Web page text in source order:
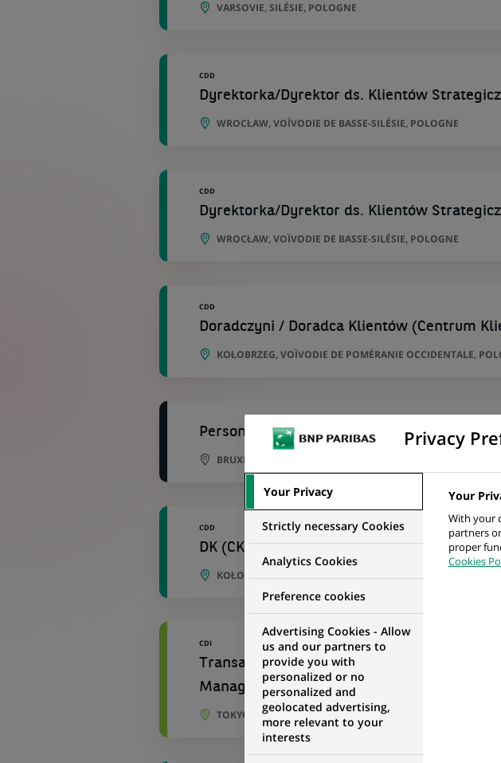
VARSOVIE, SILÉSIE, POLOGNE
CDD
Dyrektorka/Dyrektor ds. Klientów
WROCŁAW, VOÏVODIE DE BASSE-SILÉSIE, POLOGNE
CDD
Dyrektorka/Dyrektor ds. Klientów
WROCŁAW, VOÏVODIE DE BASSE-SILÉSIE, POLOGNE
CDD
Doradczyni / Doradca Klientów (Centrum
KOŁOBRZEG, VOÏVODIE DE POMÉRANIE OCCIDENTALE,
Personal Banker Liberal Professions -
BRUXELLES, BRUXELLES, BELGIQUE
CDD
DK (CK kasowy) Koszalin/Kołobrzeg
KOŁOBRZEG, VOÏVODIE DE POMÉRANIE OCCIDENTALE,
CDI
Transaction Banking Japan - Cash
Manager
TOKYO, TOKYO, JAPON
Privacy
Your Privacy
Strictly necessary Cookies
Analytics Cookies
Preference cookies
Advertising Cookies - Allow
us and our partners to
provide you with
personalized or no
personalized and
geolocated advertising,
more relevant to your
interests
Your
With your
partners
proper
Cookies